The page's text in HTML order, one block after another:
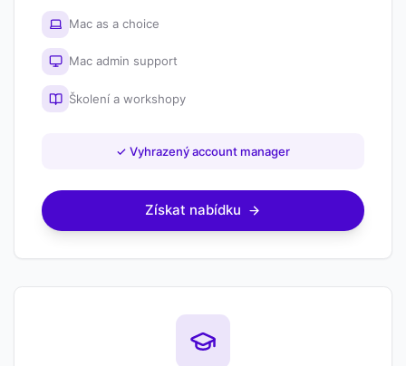
Mac as a choice
Mac admin support
Školení a workshopy
✓ Vyhrazený account manager
Získat nabídku